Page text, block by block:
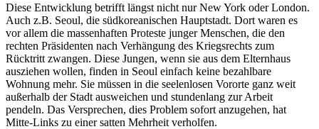
Diese Entwicklung betrifft längst nicht nur New York oder London.
Auch z.B. Seoul, die südkoreanischen Hauptstadt. Dort waren es
vor allem die massenhaften Proteste junger Menschen, die den
rechten Präsidenten nach Verhängung des Kriegsrechts zum
Rücktritt zwangen. Diese Jungen, wenn sie aus dem Elternhaus
ausziehen wollen, finden in Seoul einfach keine bezahlbare
Wohnung mehr. Sie müssen in die seelenlosen Vororte ganz weit
außerhalb der Stadt ausweichen und stundenlang zur Arbeit
pendeln. Das Versprechen, dies Problem sofort anzugehen, hat
Mitte-Links zu einer satten Mehrheit verholfen.